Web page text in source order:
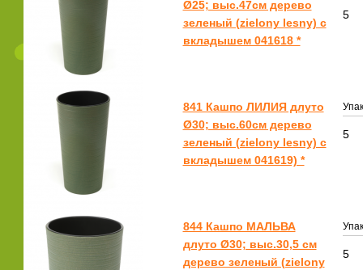
Ø25; выс.47см дерево
зеленый (zielony lesny) с
вкладышем 041618 *
5
841 Кашпо ЛИЛИЯ длуто
Ø30; выс.60см дерево
зеленый (zielony lesny) с
вкладышем 041619) *
5
844 Кашпо МАЛЬВА
длуто Ø30; выс.30,5 см
дерево зеленый (zielony
5